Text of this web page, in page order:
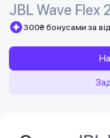
JBL Wave Flex
300₴ бонусами за